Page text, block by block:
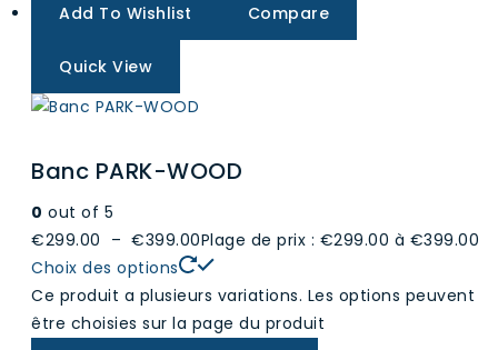
Add To Wishlist Compare
Quick View
Banc PARK-WOOD
0 out of 5
€299.00 – €399.00Plage de prix : €299.00 à €399.00
Choix des options
Ce produit a plusieurs variations. Les options peuvent
être choisies sur la page du produit